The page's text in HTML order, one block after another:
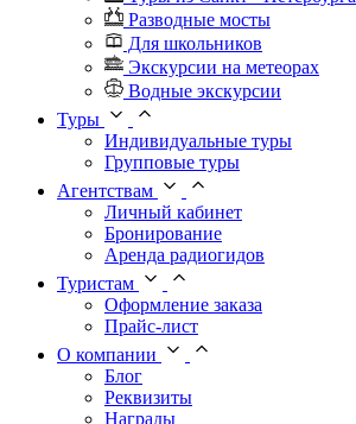
Разводные мосты
Для школьников
Экскурсии на метеорах
Водные экскурсии
Туры
Индивидуальные туры
Групповые туры
Агентствам
Личный кабинет
Бронирование
Аренда радиогидов
Туристам
Оформление заказа
Прайс-лист
О компании
Блог
Реквизиты
Награды